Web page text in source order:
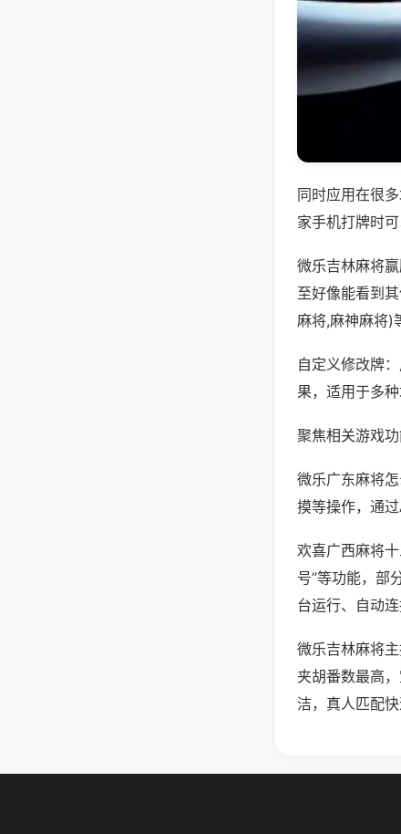
同时应用在很
家手机打牌时
微乐吉林麻将
至好像能看到
麻将,麻神麻将)
自定义修改牌
果，适用于多
聚焦相关游戏功
微乐广东麻将
摸等操作，通
欢喜广西麻将
号”等功能，部
台运行、自动连
微乐吉林麻将
夹胡番数最高
洁，真人匹配